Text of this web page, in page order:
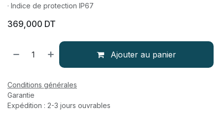
· Indice de protection IP67
369,000 DT
Ajouter au panier
Conditions générales
Garantie
Expédition : 2-3 jours ouvrables